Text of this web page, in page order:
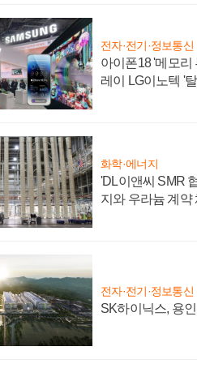
전자·전기·정보통신
아이폰18 '메모리
레이 LG이노텍 '
화학·에너지
'DL이앤씨 SMR
지와 우라늄 계약
전자·전기·정보통신
SK하이닉스, 용